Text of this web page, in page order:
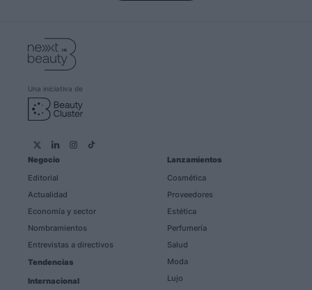
Una iniciativa de
Negocio
Editorial
Actualidad
Economía y sector
Nombramientos
Entrevistas a directivos
Tendencias
Internacional
Lanzamientos
Cosmética
Proveedores
Estética
Perfumería
Salud
Moda
Lujo